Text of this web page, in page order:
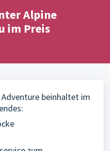
Alpine
im Preis
beinhaltet im